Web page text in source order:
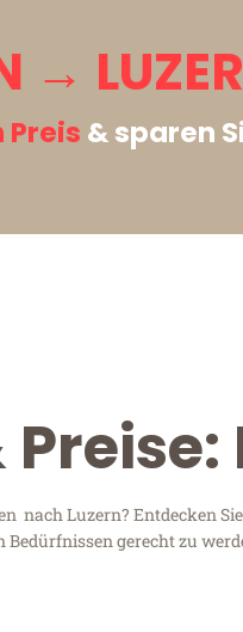
→
Preis & sparen
nach Luzern? Entdecken
gerecht zu